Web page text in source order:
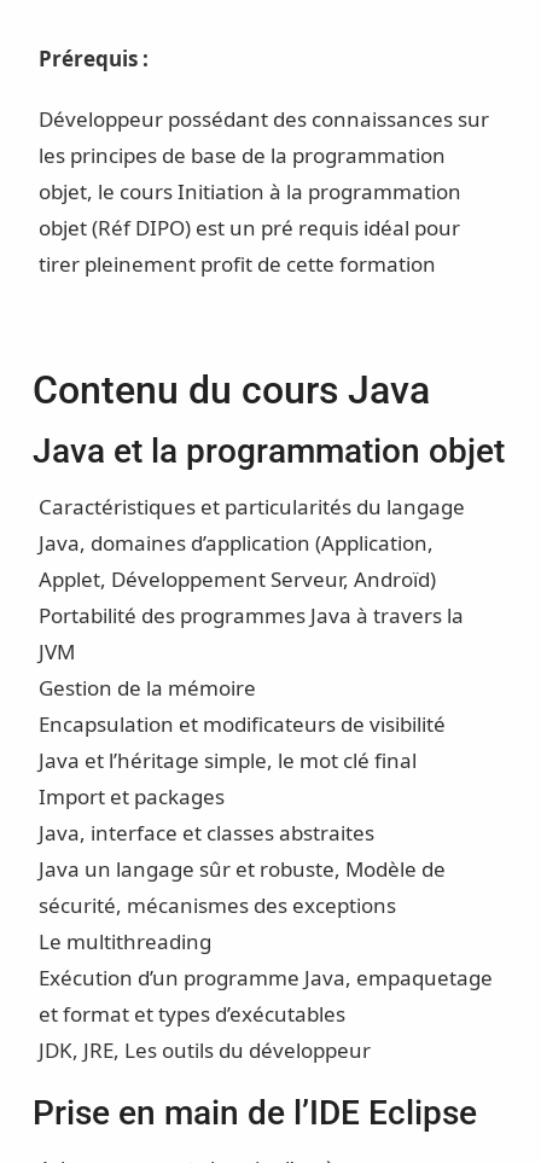
Prérequis :
Développeur possédant des connaissances sur
les principes de base de la programmation
objet, le cours Initiation à la programmation
objet (Réf DIPO) est un pré requis idéal pour
tirer pleinement profit de cette formation
Contenu du cours Java
Java et la programmation objet
Caractéristiques et particularités du langage
Java, domaines d’application (Application,
Applet, Développement Serveur, Androïd)
Portabilité des programmes Java à travers la
JVM
Gestion de la mémoire
Encapsulation et modificateurs de visibilité
Java et l’héritage simple, le mot clé final
Import et packages
Java, interface et classes abstraites
Java un langage sûr et robuste, Modèle de
sécurité, mécanismes des exceptions
Le multithreading
Exécution d’un programme Java, empaquetage
et format et types d’exécutables
JDK, JRE, Les outils du développeur
Prise en main de l’IDE Eclipse